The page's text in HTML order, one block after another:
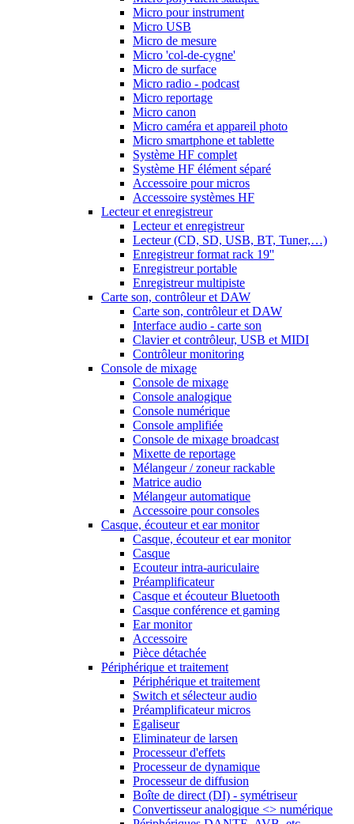
Micro pour instrument
Micro USB
Micro de mesure
Micro 'col-de-cygne'
Micro de surface
Micro radio - podcast
Micro reportage
Micro canon
Micro caméra et appareil photo
Micro smartphone et tablette
Système HF complet
Système HF élément séparé
Accessoire pour micros
Accessoire systèmes HF
Lecteur et enregistreur
Lecteur et enregistreur
Lecteur (CD, SD, USB, BT, Tuner,…)
Enregistreur format rack 19''
Enregistreur portable
Enregistreur multipiste
Carte son, contrôleur et DAW
Carte son, contrôleur et DAW
Interface audio - carte son
Clavier et contrôleur, USB et MIDI
Contrôleur monitoring
Console de mixage
Console de mixage
Console analogique
Console numérique
Console amplifiée
Console de mixage broadcast
Mixette de reportage
Mélangeur / zoneur rackable
Matrice audio
Mélangeur automatique
Accessoire pour consoles
Casque, écouteur et ear monitor
Casque, écouteur et ear monitor
Casque
Ecouteur intra-auriculaire
Préamplificateur
Casque et écouteur Bluetooth
Casque conférence et gaming
Ear monitor
Accessoire
Pièce détachée
Périphérique et traitement
Périphérique et traitement
Switch et sélecteur audio
Préamplificateur micros
Egaliseur
Eliminateur de larsen
Processeur d'effets
Processeur de dynamique
Processeur de diffusion
Boîte de direct (DI) - symétriseur
Convertisseur analogique <> numérique